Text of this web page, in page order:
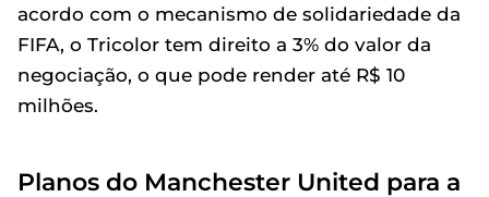
acordo com o mecanismo de solidariedade da
FIFA, o Tricolor tem direito a 3% do valor da
negociação, o que pode render até R$ 10
milhões.
Planos do Manchester United para a